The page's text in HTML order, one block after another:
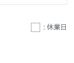
: 休業日